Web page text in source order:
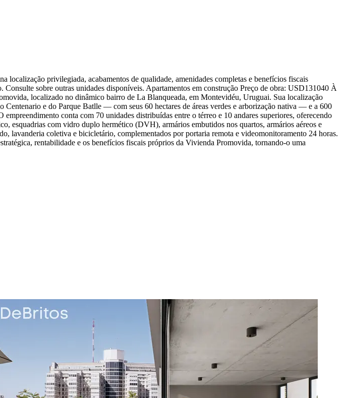
privilegiada, acabamentos de qualidade, amenidades completas e benefícios fiscais
sobre outras unidades disponíveis. Apartamentos em construção Preço de obra: USD131040 À
localizado no dinâmico bairro de La Blanqueada, em Montevidéu, Uruguai. Sua localização
e do Parque Batlle — com seus 60 hectares de áreas verdes e arborização nativa — e a 600
conta com 70 unidades distribuídas entre o térreo e 10 andares superiores, oferecendo
esquadrias com vidro duplo hermético (DVH), armários embutidos nos quartos, armários aéreos e
lavanderia coletiva e bicicletário, complementados por portaria remota e videomonitoramento 24 horas.
rentabilidade e os benefícios fiscais próprios da Vivienda Promovida, tornando-o uma